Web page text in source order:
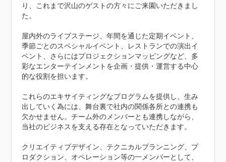
り、これまで沢山のゲストの方々にご来園いただきまし
た。
屋内外のライブステージ、年間を通じた定期イベント、
季節ごとのスペシャルイベント、レストランでの演出イ
ベント、さらにはプロジェクションマッピングなど、多
彩なエンターテインメントを企画・提供・運営する中心
的な役割を担います。
これらのエキサイティングなプログラムを提供し、生み
出していく為には、舞台裏で社内の関係各所との連携も
欠かせません。チーム外のメンバーとも連携しながら、
当社のビジネスを支える存在となっていただきます。
クリエイティブデザイン、テクニカルプランニング、プ
ロダクション、オペレーション等の一メンバーとして、